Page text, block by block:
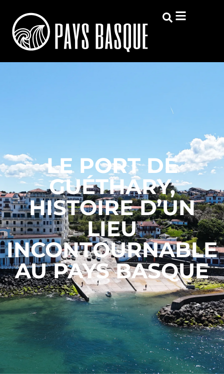
LE PORT DE
GUÉTHARY,
HISTOIRE D’UN
LIEU
INCONTOURNABLE
AU PAYS BASQUE